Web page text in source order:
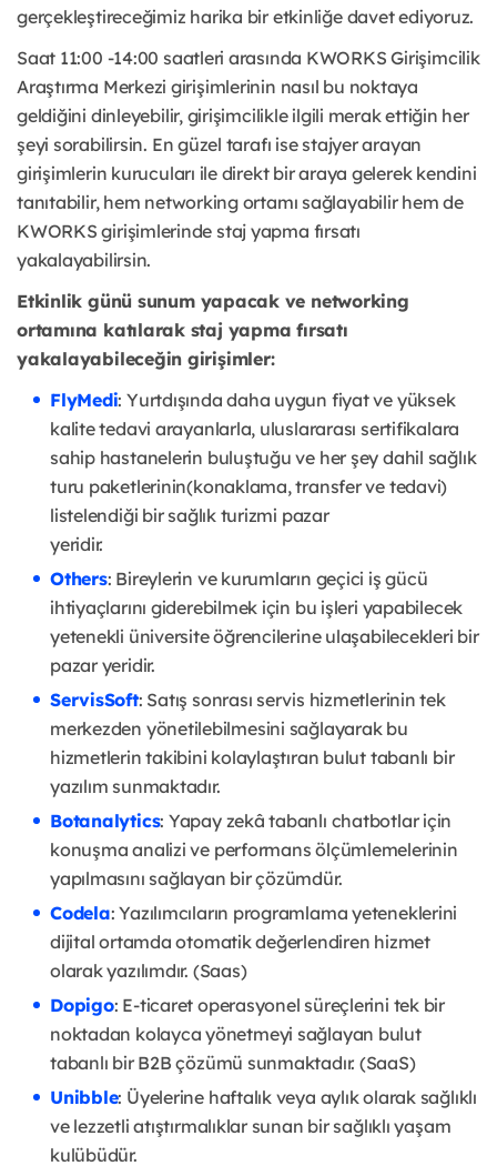
gerçekleştireceğimiz harika bir etkinliğe davet ediyoruz.
Saat 11:00 -14:00 saatleri arasında KWORKS Girişimcilik
Araştırma Merkezi girişimlerinin nasıl bu noktaya
geldiğini dinleyebilir, girişimcilikle ilgili merak ettiğin her
şeyi sorabilirsin. En güzel tarafı ise stajyer arayan
girişimlerin kurucuları ile direkt bir araya gelerek kendini
tanıtabilir, hem networking ortamı sağlayabilir hem de
KWORKS girişimlerinde staj yapma fırsatı
yakalayabilirsin.
Etkinlik günü sunum yapacak ve networking
ortamına katılarak staj yapma fırsatı
yakalayabileceğin girişimler:
FlyMedi: Yurtdışında daha uygun fiyat ve yüksek
kalite tedavi arayanlarla, uluslararası sertifikalara
sahip hastanelerin buluştuğu ve her şey dahil sağlık
turu paketlerinin(konaklama, transfer ve tedavi)
listelendiği bir sağlık turizmi pazar
yeridir.
Others: Bireylerin ve kurumların geçici iş gücü
ihtiyaçlarını giderebilmek için bu işleri yapabilecek
yetenekli üniversite öğrencilerine ulaşabilecekleri bir
pazar yeridir.
ServisSoft: Satış sonrası servis hizmetlerinin tek
merkezden yönetilebilmesini sağlayarak bu
hizmetlerin takibini kolaylaştıran bulut tabanlı bir
yazılım sunmaktadır.
Botanalytics: Yapay zekâ tabanlı chatbotlar için
konuşma analizi ve performans ölçümlemelerinin
yapılmasını sağlayan bir çözümdür.
Codela: Yazılımcıların programlama yeteneklerini
dijital ortamda otomatik değerlendiren hizmet
olarak yazılımdır. (Saas)
Dopigo: E-ticaret operasyonel süreçlerini tek bir
noktadan kolayca yönetmeyi sağlayan bulut
tabanlı bir B2B çözümü sunmaktadır. (SaaS)
Unibble: Üyelerine haftalık veya aylık olarak sağlıklı
ve lezzetli atıştırmalıklar sunan bir sağlıklı yaşam
kulübüdür.